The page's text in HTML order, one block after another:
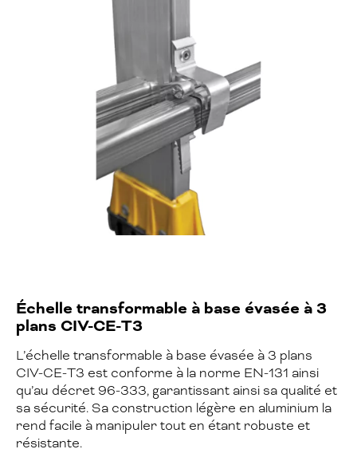
Échelle transformable à base évasée à 3
plans CIV-CE-T3
L’échelle transformable à base évasée à 3 plans
CIV-CE-T3 est conforme à la norme EN-131 ainsi
qu’au décret 96-333, garantissant ainsi sa qualité et
sa sécurité. Sa construction légère en aluminium la
rend facile à manipuler tout en étant robuste et
résistante.